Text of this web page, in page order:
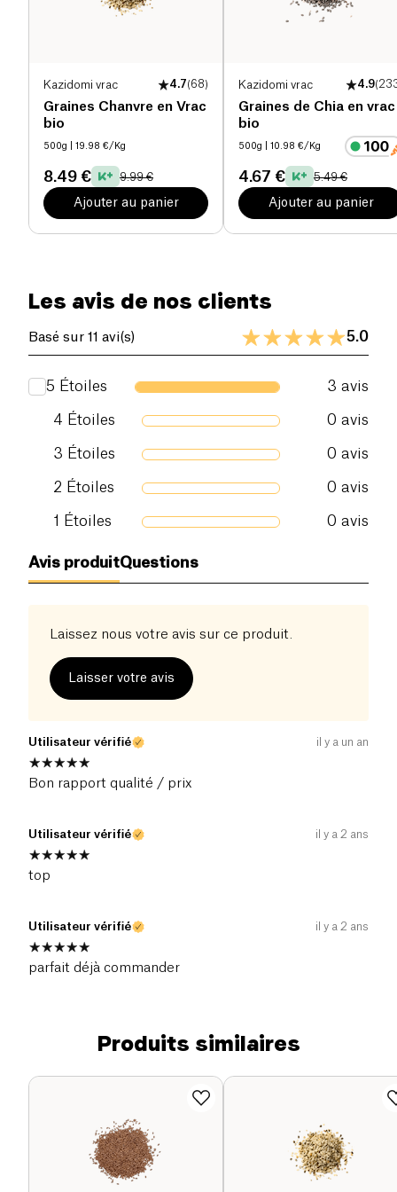
Kazidomi vrac 4.7(68)
Graines Chanvre en Vrac
bio
500g | 19.98 €/Kg
8.49 € 9.99 €
Ajouter au panier
Kazidomi vrac 4.9(
Graines de Chia en vrac
bio
500g | 10.98 €/Kg
4.67 € 5.49 €
Ajouter au panier
pour des barres énergétiques, ajoutant ainsi une
Les avis de nos clients
Basé sur 11 avi(s) 5.0
5 Étoiles 3 avis
4 Étoiles 0 avis
3 Étoiles 0 avis
2 Étoiles 0 avis
1 Étoiles 0 avis
Avis produitQuestions
Laissez nous votre avis sur ce produit.
Laisser votre avis
Utilisateur vérifié il y a un an
Bon rapport qualité / prix
Utilisateur vérifié il y a 2 ans
top
Utilisateur vérifié il y a 2 ans
parfait déjà commander
Produits similaires